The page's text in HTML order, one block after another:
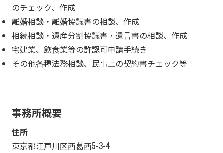
のチェック、作成
離婚相談・離婚協議書の相談、作成
相続相談・遺産分割協議書・遺言書の相談、作成
宅建業、飲食業等の許認可申請手続き
その他各種法務相談、民事上の契約書チェック等
事務所概要
住所
東京都江戸川区西葛西5-3-4